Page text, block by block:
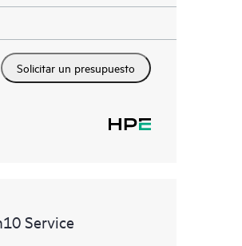
Solicitar un presupuesto
Service